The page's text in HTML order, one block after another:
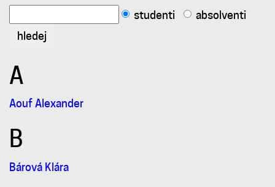
studenti absolventi
A
Aouf Alexander
B
Bárová Klára